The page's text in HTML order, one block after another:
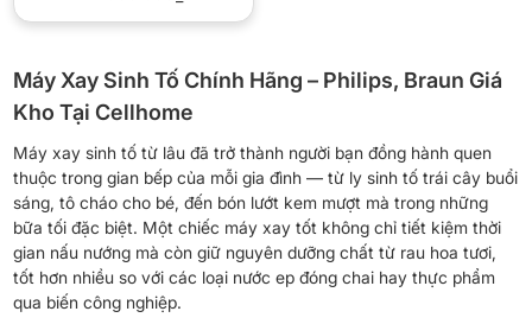
Máy Xay Sinh Tố Chính Hãng – Philips, Braun Giá
Kho Tại Cellhome
Máy xay sinh tố từ lâu đã trở thành người bạn đồng hành quen
thuộc trong gian bếp của mỗi gia đình — từ ly sinh tố trái cây buổi
sáng, tô cháo cho bé, đến bón lướt kem mượt mà trong những
bữa tối đặc biệt. Một chiếc máy xay tốt không chỉ tiết kiệm thời
gian nấu nướng mà còn giữ nguyên dưỡng chất từ ​​​​rau hoa tươi,
tốt hơn nhiều so với các loại nước ep đóng chai hay thực phẩm
qua biến công nghiệp.